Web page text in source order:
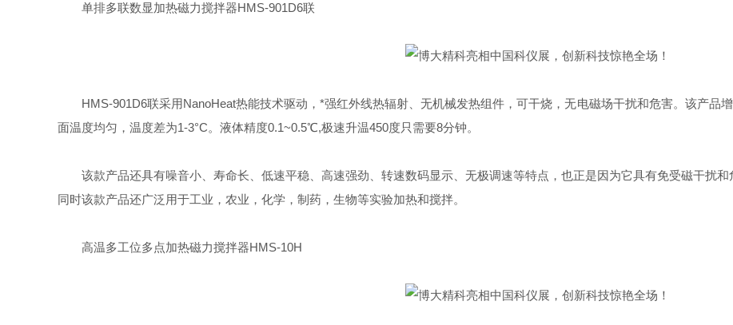
单排多联数显加热磁力搅拌器HMS-901D6联
HMS-901D6联采用NanoHeat热能技术驱动，*强红外线热辐射、无机械发热组件，可干烧，无电磁场干扰和危害。该产品
面温度均匀，温度差为1-3°C。液体精度0.1~0.5℃,极速升温450度只需要8分钟。
该款产品还具有噪音小、寿命长、低速平稳、高速强劲、转速数码显示、无极调速等特点，也正是因为它具有免受磁干扰和
同时该款产品还广泛用于工业，农业，化学，制药，生物等实验加热和搅拌。
高温多工位多点加热磁力搅拌器HMS-10H